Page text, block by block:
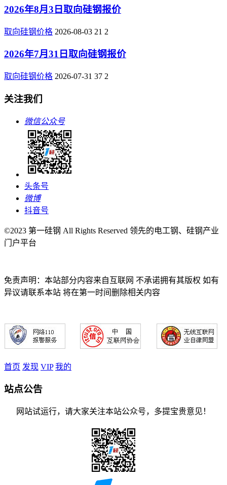
2026年8月3日取向硅钢报价
取向硅钢价格 2026-08-03 21 2
2026年7月31日取向硅钢报价
取向硅钢价格 2026-07-31 37 2
关注我们
微信公众号
头条号
微博
抖音号
©2023 第一硅钢 All Rights Reserved 领先的电工钢、硅钢产业
门户平台
免责声明：本站部分内容来自互联网 不承诺拥有其版权 如有
异议请联系本站 将在第一时间删除相关内容
首页 发现 VIP 我的
站点公告
网站试运行，请大家关注本站公众号，多提宝贵意见！